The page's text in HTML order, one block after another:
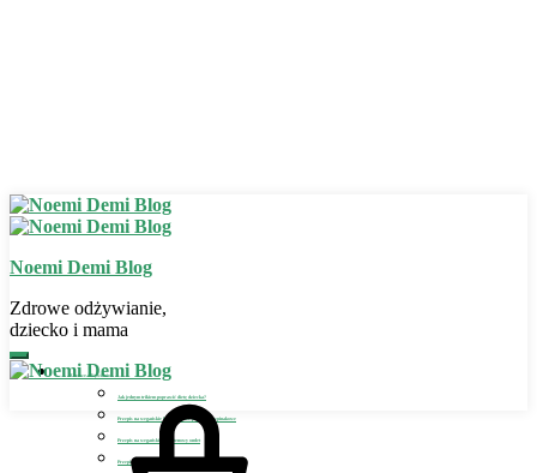
Noemi Demi Blog
Zdrowe odżywianie,
dziecko i mama
Zdrowe odżywianie
Jak jednym trikiem poprawić dietę dziecka?
Przepis na wegańskie bezglutenowe placuszki szpinakowe
Przepis na wegański bezglutenowy omlet
Przepis na wegańskie lody dla dziecka